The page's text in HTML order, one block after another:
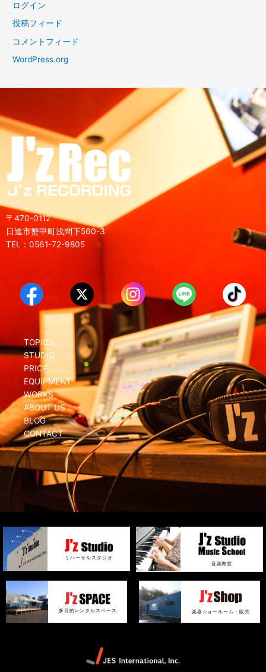
ログイン
投稿フィード
コメントフィード
WordPress.org
〒470-0112
日進市蟹甲町浅間下560-3
TEL：0561-72-9805
TOPICS
STUDIO
PRICE
EQUIPMENT
WORKS
ABOUT US
BLOG
CONTACT
リハーサルスタジオ
音楽教室
多目的レンタルスペース 楽器ショールーム・販売